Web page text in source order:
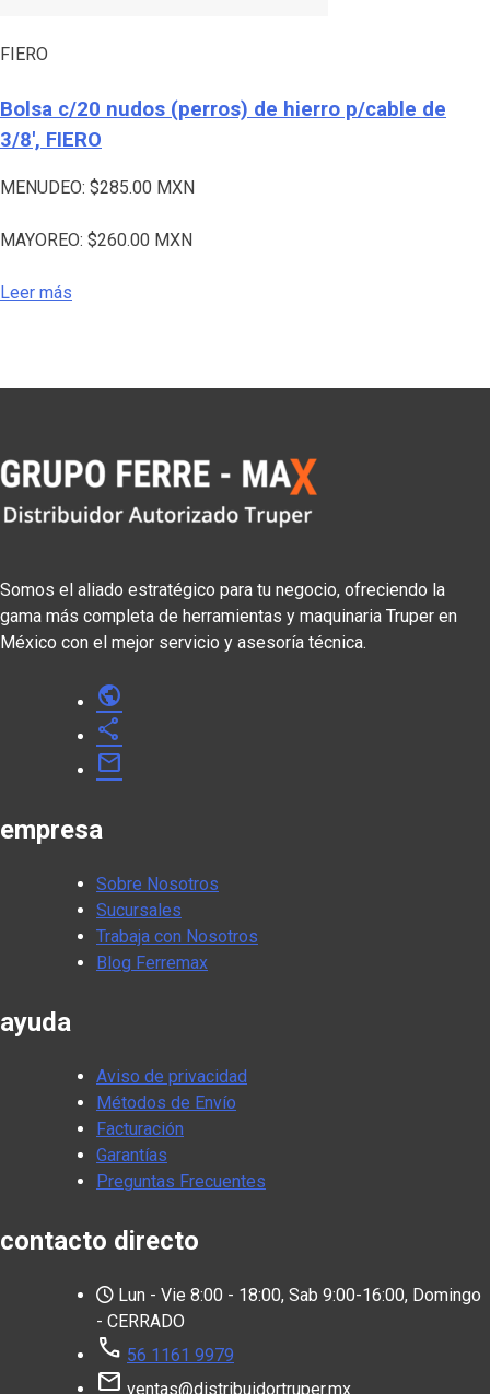
FIERO
Bolsa c/20 nudos (perros) de hierro p/cable de
3/8′, FIERO
MENUDEO: $285.00 MXN
MAYOREO: $260.00 MXN
Leer más
Somos el aliado estratégico para tu negocio, ofreciendo la
gama más completa de herramientas y maquinaria Truper en
México con el mejor servicio y asesoría técnica.
public
share
mail
empresa
Sobre Nosotros
Sucursales
Trabaja con Nosotros
Blog Ferremax
ayuda
Aviso de privacidad
Métodos de Envío
Facturación
Garantías
Preguntas Frecuentes
contacto directo
Lun - Vie 8:00 - 18:00, Sab 9:00-16:00, Domingo
- CERRADO
call 56 1161 9979
mail ventas@distribuidortruper.mx